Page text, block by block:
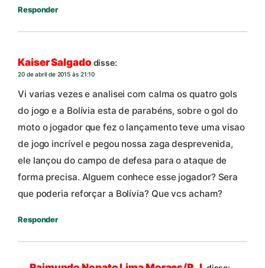
Responder
Kaiser Salgado disse:
20 de abril de 2015 às 21:10
Vi varias vezes e analisei com calma os quatro gols
do jogo e a Bolívia esta de parabéns, sobre o gol do
moto o jogador que fez o lançamento teve uma visao
de jogo incrível e pegou nossa zaga desprevenida,
ele lançou do campo de defesa para o ataque de
forma precisa. Alguem conhece esse jogador? Sera
que poderia reforçar a Bolívia? Que vcs acham?
Responder